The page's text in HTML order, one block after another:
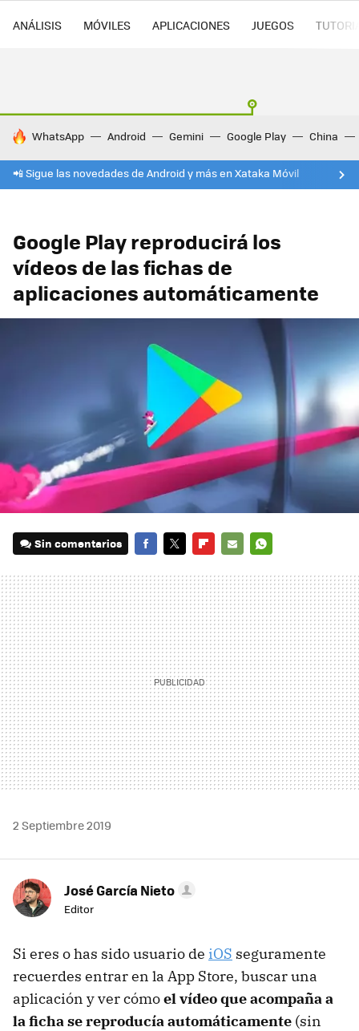
ANÁLISIS MÓVILES APLICACIONES JUEGOS
HOY SE HABLA DE
WhatsApp Android Gemini Google Play China
📲 Sigue las novedades de Android y más en Xataka Móvil
Google Play reproducirá los
vídeos de las fichas de
aplicaciones automáticamente
Sin comentarios
MAIL
2 Septiembre 2019
José García Nieto
Editor
Si eres o has sido usuario de iOS seguramente
recuerdes entrar en la App Store, buscar una
aplicación y ver cómoel vídeo que acompaña a
la ficha se reproducía automáticamente (sin